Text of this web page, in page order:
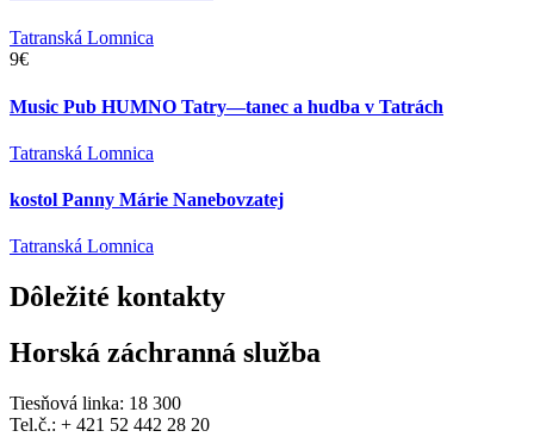
Tatranská Lomnica
9€
Music Pub HUMNO Tatry—tanec a hudba v Tatrách
Tatranská Lomnica
kostol Panny Márie Nanebovzatej
Tatranská Lomnica
Dôležité kontakty
Horská záchranná služba
Tiesňová linka: 18 300
Tel.č.: + 421 52 442 28 20